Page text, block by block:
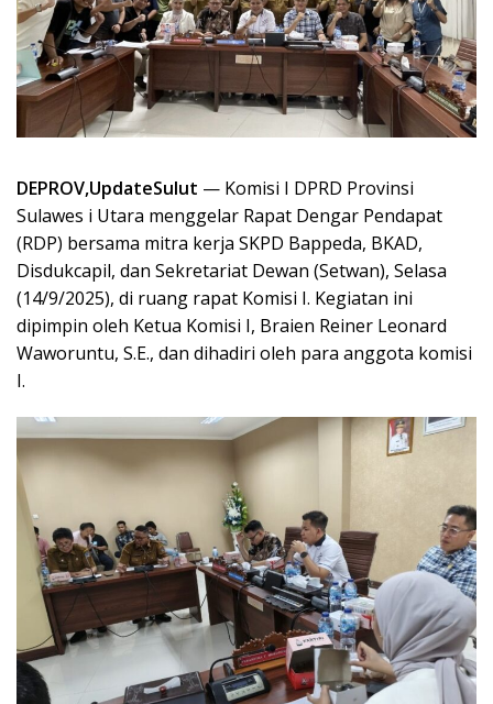
DEPROV,UpdateSulut — Komisi I DPRD Provinsi
Sulawes i Utara menggelar Rapat Dengar Pendapat
(RDP) bersama mitra kerja SKPD Bappeda, BKAD,
Disdukcapil, dan Sekretariat Dewan (Setwan), Selasa
(14/9/2025), di ruang rapat Komisi I. Kegiatan ini
dipimpin oleh Ketua Komisi I, Braien Reiner Leonard
Waworuntu, S.E., dan dihadiri oleh para anggota komisi
I.